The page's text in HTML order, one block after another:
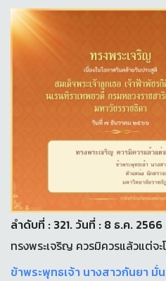
ลำดับที่ : 321. วันที่ : 8 ธ.ค. 2566
ทรงพระเจริญ ควรมิควรแล้วแต่จ
ข้าพระพุทธเจ้า นางสาวกันยา มั่